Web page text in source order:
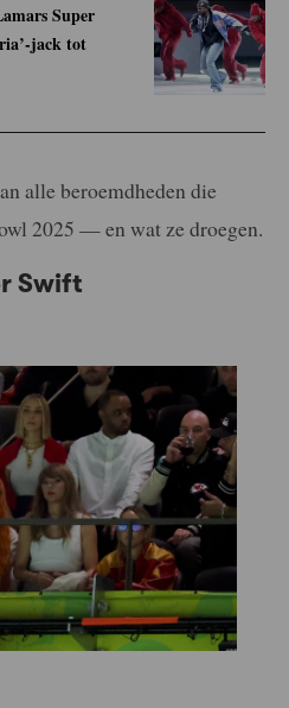
Super
jack tot
alle beroemdheden die
2025 — en wat ze droegen.
Swift